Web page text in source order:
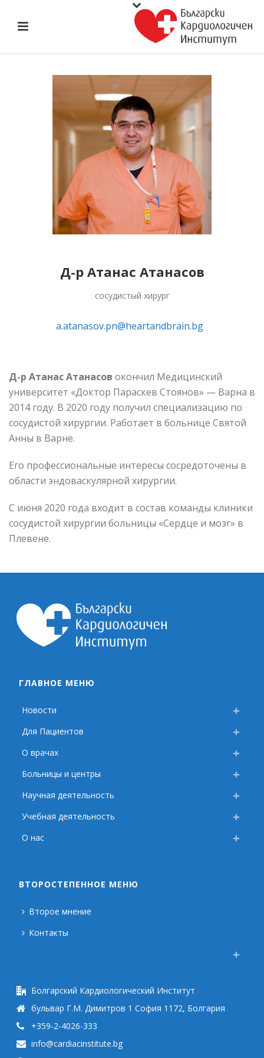
Д-р Атанас Атанасов
сосудистый хирург
a.atanasov.pn@heartandbrain.bg
Д-р Атанас Атанасов окончил Медицинский
университет «Доктор Параскев Стоянов» — Варна в
2014 году. В 2020 году получил специализацию по
сосудистой хирургии. Работает в больнице Святой
Анны в Варне.
Его профессиональные интересы сосредоточены в
области эндоваскулярной хирургии.
С июня 2020 года входит в состав команды клиники
сосудистой хирургии больницы «Сердце и мозг» в
Плевене.
ГЛАВНОЕ МЕНЮ
Новости
Для Пациентов
О врачах
Больницы и центры
Научная деятельность
Учебная деятельность
О нас
ВТОРОСТЕПЕННОЕ МЕНЮ
Второе мнение
Контакты
Болгарский Кардиологический Институт
бульвар Г.М. Димитров 1 София 1172, Болгария
+359-2-4026-333
info@cardiacinstitute.bg